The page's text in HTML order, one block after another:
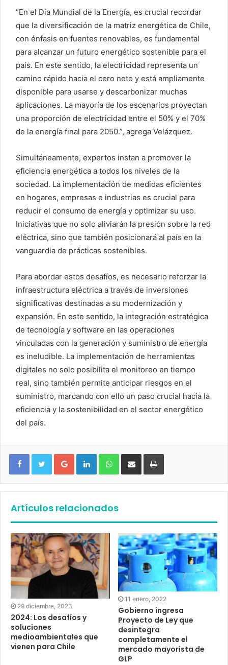
“En el Día Mundial de la Energía, es crucial recordar
que la diversificación de la matriz energética de Chile,
con énfasis en fuentes renovables, es fundamental
para alcanzar un futuro energético sostenible para el
país. En este sentido, la electricidad representa un
camino rápido hacia el cero neto y está ampliamente
disponible para usarse y descarbonizar muchas
aplicaciones. La mayoría de los escenarios proyectan
una proporción de electricidad entre el 50% y el 70%
de la energía final para 2050.”, agrega Velázquez.
Simultáneamente, expertos instan a promover la
eficiencia energética a todos los niveles de la
sociedad. La implementación de medidas eficientes
en hogares, empresas e industrias es crucial para
reducir el consumo de energía y optimizar su uso.
Iniciativas que no solo aliviarán la presión sobre la red
eléctrica, sino que también posicionará al país en la
vanguardia de prácticas sostenibles.
Para abordar estos desafíos, es necesario reforzar la
infraestructura eléctrica a través de inversiones
significativas destinadas a su modernización y
expansión. En este sentido, la integración estratégica
de tecnología y software en las operaciones
vinculadas con la generación y suministro de energía
es ineludible. La implementación de herramientas
digitales no solo posibilita el monitoreo en tiempo
real, sino también permite anticipar riesgos en el
suministro, marcando con ello un paso crucial hacia la
eficiencia y la sostenibilidad en el sector energético
del país.
Google+ LinkedIn WhatsApp
Artículos relacionados
29 diciembre, 2023
2024: Los desafíos y
soluciones
medioambientales que
vienen para Chile
11 enero, 2022
Gobierno ingresa
Proyecto de Ley que
desintegra
completamente el
mercado mayorista de
GLP